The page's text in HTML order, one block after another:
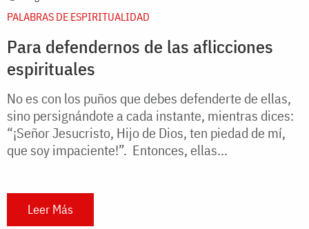
PALABRAS DE ESPIRITUALIDAD
Para defendernos de las aflicciones
espirituales
No es con los puños que debes defenderte de ellas,
sino persignándote a cada instante, mientras dices:
“¡Señor Jesucristo, Hijo de Dios, ten piedad de mí,
que soy impaciente!”. Entonces, ellas...
Leer Más